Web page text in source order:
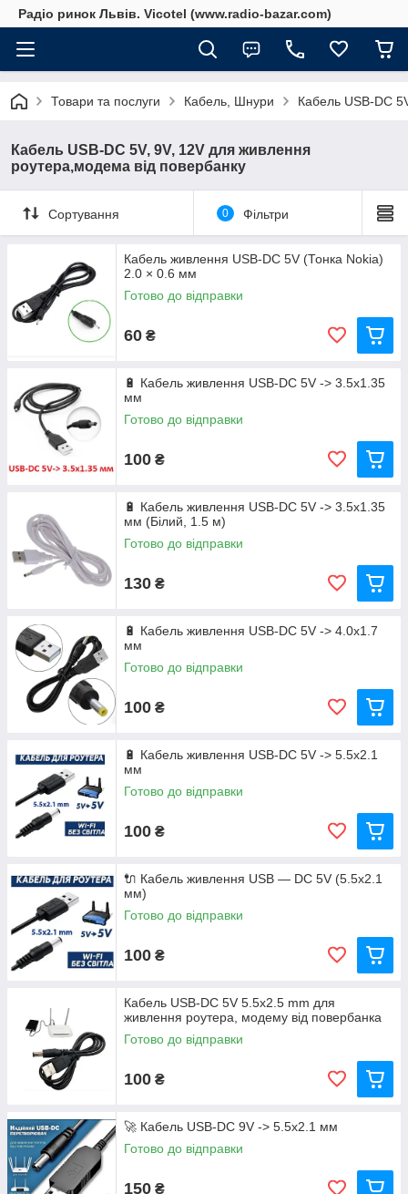
Радіо ринок Львів. Vicotel (www.radio-bazar.com)
Товари та послуги Кабель, Шнури Кабель USB-DC
Кабель USB-DC 5V, 9V, 12V для живлення
роутера,модема від повербанку
Сортування 0 Фільтри
Кабель живлення USB-DC 5V (Тонка Nokia)
2.0 × 0.6 мм
Готово до відправки
60 ₴
🔋 Кабель живлення USB-DC 5V -> 3.5x1.35
мм
Готово до відправки
100 ₴
🔋 Кабель живлення USB-DC 5V -> 3.5x1.35
мм (Білий, 1.5 м)
Готово до відправки
130 ₴
🔋 Кабель живлення USB-DC 5V -> 4.0x1.7
мм
Готово до відправки
100 ₴
🔋 Кабель живлення USB-DC 5V -> 5.5x2.1
мм
Готово до відправки
100 ₴
🔌 Кабель живлення USB — DC 5V (5.5x2.1
мм)
Готово до відправки
100 ₴
Кабель USB-DC 5V 5.5х2.5 mm для
живлення роутера, модему від повербанка
Готово до відправки
100 ₴
🚀 Кабель USB-DC 9V -> 5.5x2.1 мм
Готово до відправки
150 ₴